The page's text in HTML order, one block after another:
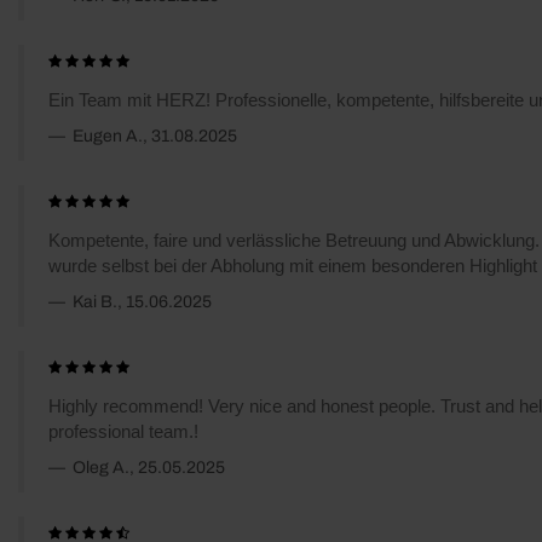
Ein Team mit HERZ! Professionelle, kompetente, hilfsbereite
Eugen A., 31.08.2025
Kompetente, faire und verlässliche Betreuung und
wurde selbst bei der Abholung mit einem besonderen
Kai B., 15.06.2025
Highly recommend! Very nice and honest people. Trust and
professional team.!
Oleg A., 25.05.2025